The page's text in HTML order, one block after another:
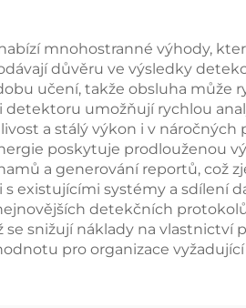
mnohostranné výhody,
důvěru ve výsledky
učení, takže obsluha
detektoru umožňují rychlou
a stálý výkon i v
poskytuje prodlouženou
a generování reportů,
existujícími systémy a sdílení
detekčních
snižují náklady na vlastnictví
pro organizace